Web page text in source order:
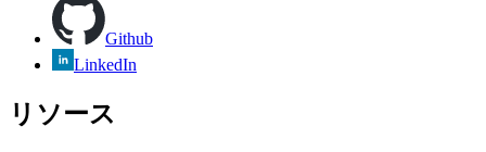
Github
LinkedIn
リソース